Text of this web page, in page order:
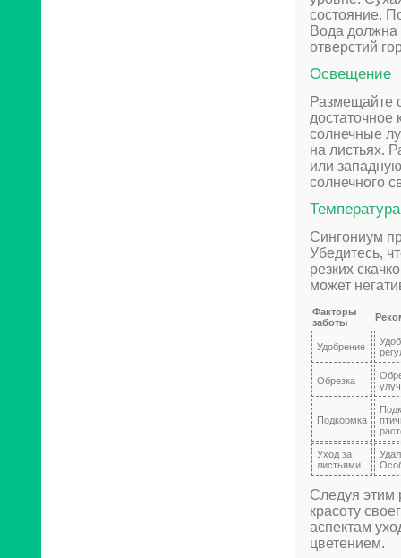
состояние.
Вода должна
отверстий
Освещение
Размещайте
достаточное
солнечные
на листьях.
или
солнечного
Сингониум
Убедитесь,
резких
может
Факторы
заботы
Удобрение
Обрезка
Подкормка
Уход за
листьями
Следуя этим
красоту
аспектам
цветением.